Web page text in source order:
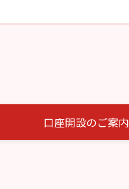
口座開設のご案内